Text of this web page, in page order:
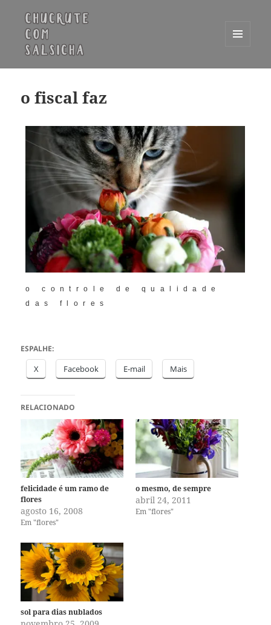
WIDGETS
o fiscal faz
o controle de qualidade
das flores
ESPALHE:
X Facebook E-mail Mais
RELACIONADO
felicidade é um ramo de
flores
agosto 16, 2008
Em "flores"
o mesmo, de sempre
abril 24, 2011
Em "flores"
sol para dias nublados